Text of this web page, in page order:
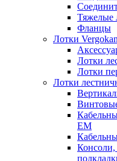
Тяжелые
Фланцы
Лотки Vergokan
Лотки
Лотки
Лотки
EM
Консоли,